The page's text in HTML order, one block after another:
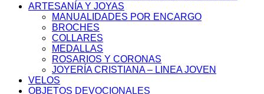
ARTESANÍA Y JOYAS
MANUALIDADES POR ENCARGO
BROCHES
COLLARES
MEDALLAS
ROSARIOS Y CORONAS
JOYERÍA CRISTIANA – LINEA JOVEN
VELOS
OBJETOS DEVOCIONALES